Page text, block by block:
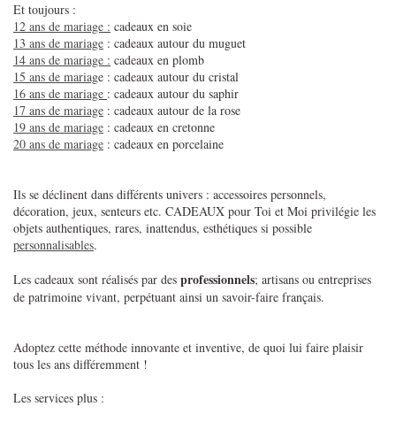
Et toujours :
12 ans de mariage : cadeaux en soie
13 ans de mariage : cadeaux autour du muguet
14 ans de mariage : cadeaux en plomb
15 ans de mariage : cadeaux autour du cristal
16 ans de mariage : cadeaux autour du saphir
17 ans de mariage : cadeaux autour de la rose
19 ans de mariage : cadeaux en cretonne
20 ans de mariage : cadeaux en porcelaine
Ils se déclinent dans différents univers : accessoires personnels,
décoration, jeux, senteurs etc. CADEAUX pour Toi et Moi privilégie les
objets authentiques, rares, inattendus, esthétiques si possible
personnalisables.
Les cadeaux sont réalisés par des professionnels; artisans ou entreprises
de patrimoine vivant, perpétuant ainsi un savoir-faire français.
Adoptez cette méthode innovante et inventive, de quoi lui faire plaisir
tous les ans différemment !
Les services plus :